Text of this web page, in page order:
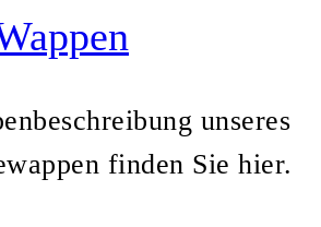
unseres
finden Sie hier.